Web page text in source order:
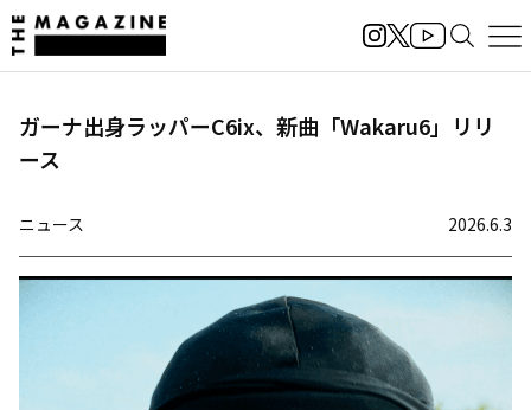
ガーナ出身ラッパーC6ix、新曲「Wakaru6」リリ
ース
ニュース 2026.6.3